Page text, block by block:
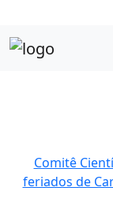
Comitê
feriados de